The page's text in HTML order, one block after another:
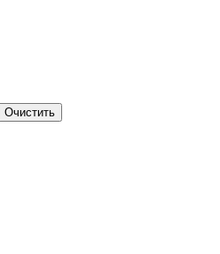
Очистить